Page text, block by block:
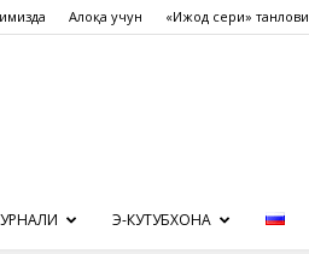
Алоқа учун «Ижод сеҳри» танлови
Э-КУТУБХОНА